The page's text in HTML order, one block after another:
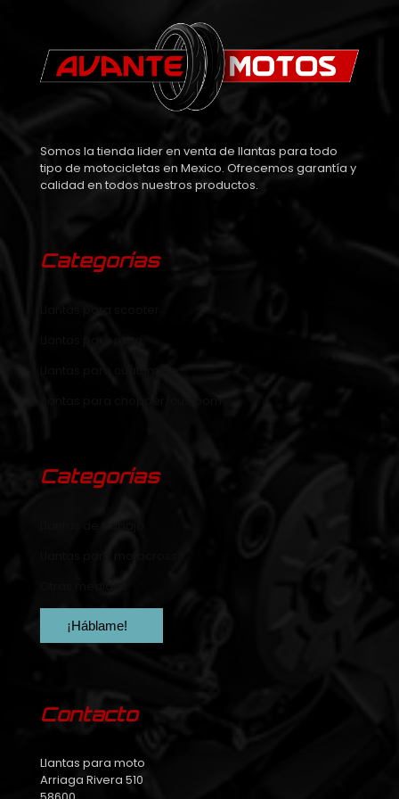
Somos la tienda lider en venta de llantas para todo
tipo de motocicletas en Mexico. Ofrecemos garantía y
calidad en todos nuestros productos.
Categorías
Llantas para chopper/custoom
Categorías
¡Háblame!
Contacto
Llantas para moto
Arriaga Rivera 510